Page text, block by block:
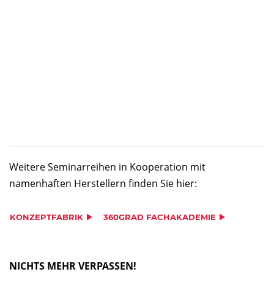
Weitere Seminarreihen in Kooperation mit
namenhaften Herstellern finden Sie hier:
KONZEPTFABRIK 360GRAD FACHAKADEMIE
NICHTS MEHR VERPASSEN!